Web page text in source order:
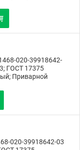
020-39918642-
ГОСТ 17375
Приварной
020-39918642-03